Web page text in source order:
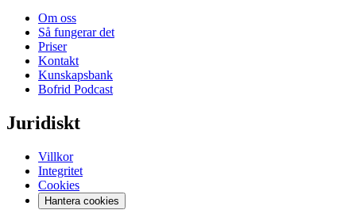
Om oss
Så fungerar det
Priser
Kontakt
Kunskapsbank
Bofrid Podcast
Juridiskt
Villkor
Integritet
Cookies
Hantera cookies